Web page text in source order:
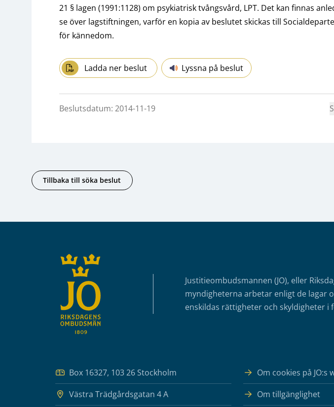
21 § lagen (1991:1128) om psykiatrisk tvångsvård, LPT. Det kan finnas
se över lagstiftningen, varför en kopia av beslutet skickas till
för kännedom.
Ladda ner beslut Lyssna på beslut
Beslutsdatum: 2014-11-19
Tillbaka till söka beslut
Justitieombudsmannen (JO), eller
myndigheterna arbetar enligt de lagar
enskildas rättigheter och skyldigheter i
Box 16327, 103 26 Stockholm
Västra Trädgårdsgatan 4 A
Om cookies på JO:s
Om tillgänglighet